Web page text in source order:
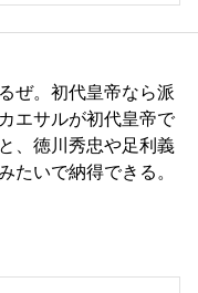
ぜ。初代皇帝なら派
エサルが初代皇帝で
、徳川秀忠や足利義
たいで納得できる。